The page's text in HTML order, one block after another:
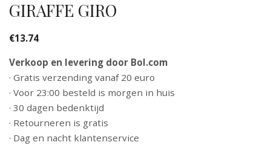
GIRAFFE GIRO
€13.74
Verkoop en levering door Bol.com
· Gratis verzending vanaf 20 euro
· Voor 23:00 besteld is morgen in huis
· 30 dagen bedenktijd
· Retourneren is gratis
· Dag en nacht klantenservice